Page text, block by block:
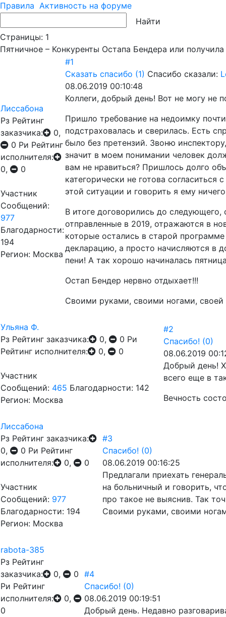
Правила Активность на форуме
Страницы: 1
Пятничное – Конкуренты Остапа Бендера или
Лиссабона
Рз Рейтинг
заказчика:
0,
0 Ри Рейтинг
исполнителя:
0,
0
Участник
Сообщений:
977
Благодарности:
194
Регион: Москва
#1
Сказать спасибо (1) Спасибо сказали:
08.06.2019 00:10:48
Коллеги, добрый день! Вот не могу не
Пришло требование на недоимку
подстраховалась и сверилась. Есть
было без претензий. Звоню
значит в моем понимании человек
вам не нравиться? Пришлось долго
категорически не готова
этой ситуации и говорить я ему
В итоге договорились до
отправленные в 2019, отражаются в
которые остались в старой
декларацию, а просто начисляются в
пени! А так хорошо начиналась
Остап Бендер нервно отдыхает!!!
Своими руками, своими ногами, своей
Ульяна Ф.
Рз Рейтинг заказчика: 0, 0 Ри
Рейтинг исполнителя:
0, 0
Участник
Сообщений: 465 Благодарности: 142
Регион: Москва
#2
Спасибо! (0)
08.06.2019
Добрый день!
всего еще в
Вечность
Лиссабона
Рз Рейтинг заказчика:
0,
0 Ри Рейтинг
исполнителя:
0, 0
Участник
Сообщений: 977
Благодарности: 194
Регион: Москва
#3
Спасибо! (0)
08.06.2019 00:16:25
Предлагали приехать
на больничный и говорить,
про такое не выяснив. Так
Своими руками, своими
rabota-385
Рз Рейтинг
заказчика:
0,
0
Ри Рейтинг
исполнителя:
0,
0
#4
Спасибо! (0)
08.06.2019 00:19:51
Добрый день. Недавно